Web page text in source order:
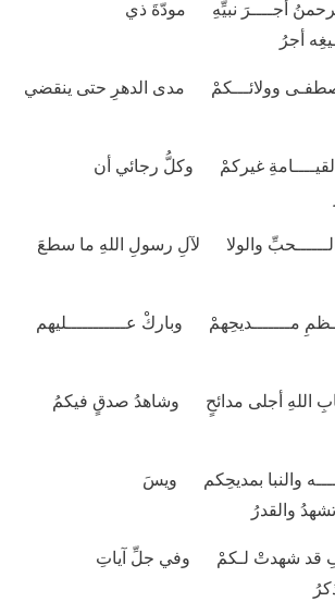
أجــــرَ نبيِّهِ مودّةَ ذي
أجرُ
وولائـــكمْ مدى الدهرِ حتى ينقضي
غيركمْ وكلُّ رجائي أن
والولا لآلِ رسولِ اللهِ ما سطعَ
مـــــــديحِهمْ وباركْ عـــــــــــليهم
اللهِ أجلى مدائحٍ وشاهدُ صدقٍ فيكمُ
والنبا بمديحِكم ويسَ
تشهدُ والقدرُ
قد شهدتْ لـكمْ وفي جلِّ آياتِ